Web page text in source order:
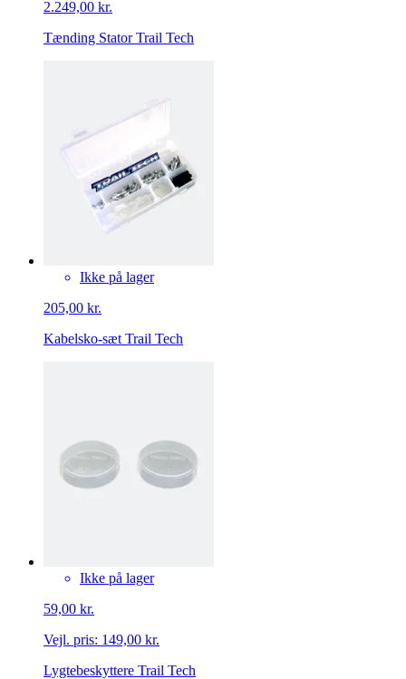
2.249,00 kr.
Tænding Stator Trail Tech
Ikke på lager
205,00 kr.
Kabelsko-sæt Trail Tech
Ikke på lager
59,00 kr.
Vejl. pris: 149,00 kr.
Lygtebeskyttere Trail Tech